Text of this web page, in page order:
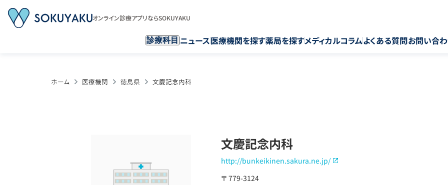
オンライン診療アプリならSOKUYAKU
診療科目 ニュース医療機関を探す薬局を探すメディカルコラムよくある質問お問い合
ホーム 医療機関 徳島県 文慶記念内科
文慶記念内科
http://bunkeikinen.sakura.ne.jp/
〒 779-3124